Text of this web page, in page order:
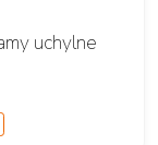
uchylne